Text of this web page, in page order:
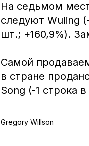
На седьмом
следуют Wuling
шт.; +160,9%).
Самой
в стране
Song (-1 строка
Gregory Willson